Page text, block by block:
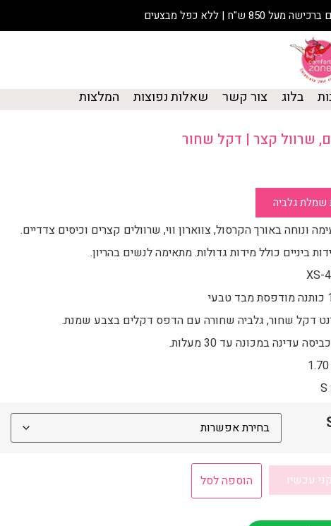
בלוג צור קשר שאלות נפוצות המלצות
שרוול קצר | דקל שחור
שמלת גלביה
ונוחה באורך הקרסול, צווארון ווי, שרוולים קצרים וכיסים צדדיים.
ביניים כולל מידות גדולות. מתאימה לנשים בהריון.
דקל שחור, גלביה שחורה עם הדפס דקלים בצבע שמנת.
עדינה במכונה עד 30 מעלות.
:
:
קני עכשיו הוספה לסל